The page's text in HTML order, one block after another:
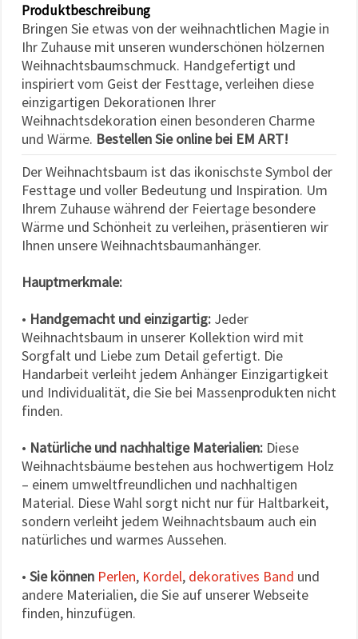
Produktbeschreibung
Bringen Sie etwas von der weihnachtlichen Magie in
Ihr Zuhause mit unseren wunderschönen hölzernen
Weihnachtsbaumschmuck. Handgefertigt und
inspiriert vom Geist der Festtage, verleihen diese
einzigartigen Dekorationen Ihrer
Weihnachtsdekoration einen besonderen Charme
und Wärme. Bestellen Sie online bei EM ART!
Der Weihnachtsbaum ist das ikonischste Symbol der
Festtage und voller Bedeutung und Inspiration. Um
Ihrem Zuhause während der Feiertage besondere
Wärme und Schönheit zu verleihen, präsentieren wir
Ihnen unsere Weihnachtsbaumanhänger.
Hauptmerkmale:
• Handgemacht und einzigartig: Jeder
Weihnachtsbaum in unserer Kollektion wird mit
Sorgfalt und Liebe zum Detail gefertigt. Die
Handarbeit verleiht jedem Anhänger Einzigartigkeit
und Individualität, die Sie bei Massenprodukten nicht
finden.
• Natürliche und nachhaltige Materialien: Diese
Weihnachtsbäume bestehen aus hochwertigem Holz
– einem umweltfreundlichen und nachhaltigen
Material. Diese Wahl sorgt nicht nur für Haltbarkeit,
sondern verleiht jedem Weihnachtsbaum auch ein
natürliches und warmes Aussehen.
• Sie können Perlen, Kordel, dekoratives Band und
andere Materialien, die Sie auf unserer Webseite
finden, hinzufügen.